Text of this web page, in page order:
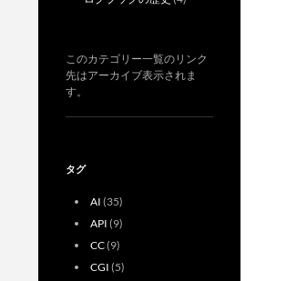
このカテゴリー一覧のリンク
先はアーカイブ表示されま
す。
タグ
AI (35)
API (9)
CC(9)
CGI (5)